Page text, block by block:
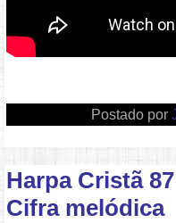
Postado por
Harpa Cristã
Cifra melódica